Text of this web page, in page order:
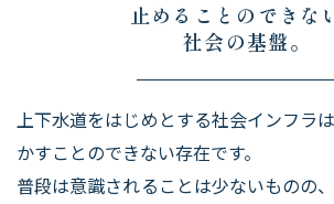
止めることのできな
社会の基盤。
上下水道をはじめとする社会インフラ
かすことのできない存在です。
普段は意識されることは少ないものの